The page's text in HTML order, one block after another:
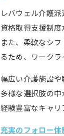
レバウェル介護
資格取得支援制度
また、柔軟なシ
るため、ワークラ
幅広い介護施設や
多様な選択肢の
経験豊富なキャリ
充実のフォロー